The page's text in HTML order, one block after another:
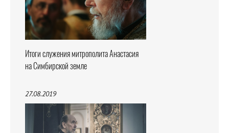
Итоги служения митрополита Анастасия
на Симбирской земле
27.08.2019